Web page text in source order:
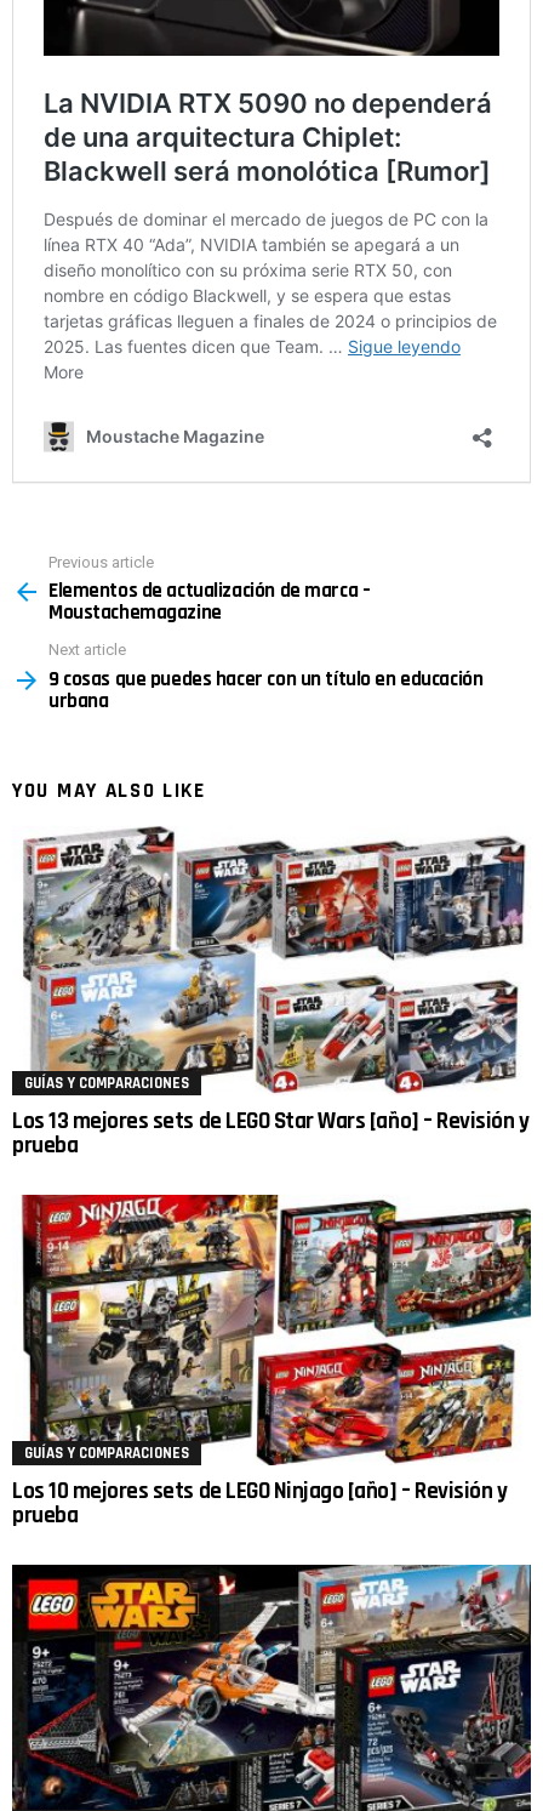
more
Previous article
Elementos de actualización de marca –
Moustachemagazine
Next article
9 cosas que puedes hacer con un título en educación
urbana
YOU MAY ALSO LIKE
GUÍAS Y COMPARACIONES
Los 13 mejores sets de LEGO Star Wars [año] – Revisión y
prueba
GUÍAS Y COMPARACIONES
Los 10 mejores sets de LEGO Ninjago [año] – Revisión y
prueba